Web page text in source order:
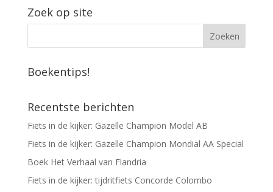
Zoek op site
Boekentips!
Recentste berichten
Fiets in de kijker: Gazelle Champion Model AB
Fiets in de kijker: Gazelle Champion Mondial AA Special
Boek Het Verhaal van Flandria
Fiets in de kijker: tijdritfiets Concorde Colombo